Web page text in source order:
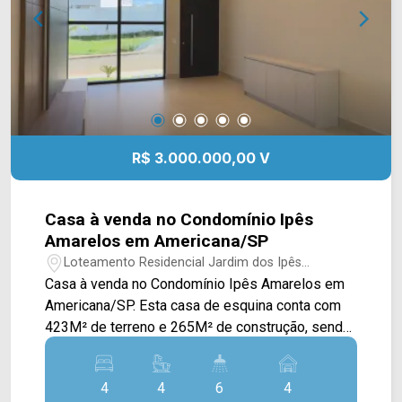
escola Maria Lucia Padovani de Oliveira,
restaurante Salto Grande Grill, bar Espaço
Container e farmácia Droga Raia. Entre em
contato com a equipe da Arbix Imóveis e agende
a sua visita!! WhatsApp e Telefone: (19) 3475-
R$ 3.000.000,00 V
Casa à venda no Condomínio Ipês
Amarelos em Americana/SP
Loteamento Residencial Jardim dos Ipês
Amarelos - Americana/SP
Casa à venda no Condomínio Ipês Amarelos em
Americana/SP. Esta casa de esquina conta com
423M² de terreno e 265M² de construção, sendo
dispostos em ampla sala de estar e de jantar
com pé direito alto e integradas, cozinha gourmet
toda planejada com churrasqueira, escritório
4 4 6 4